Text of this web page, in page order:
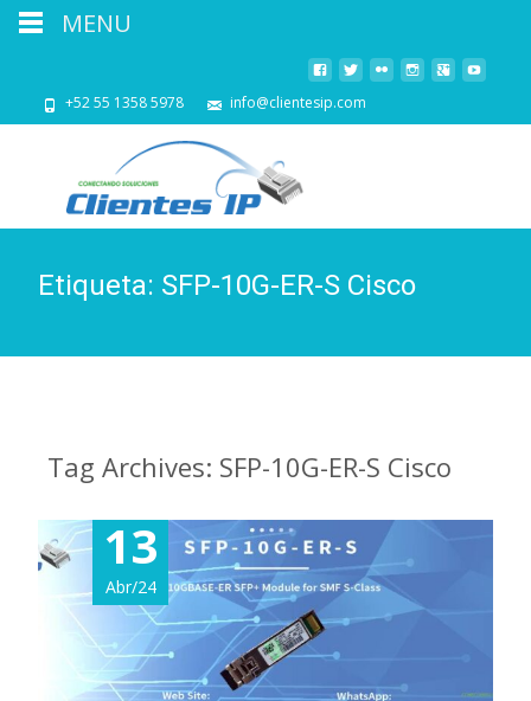
+52 55 1358 5978 info@clientesip.com
Etiqueta: SFP-10G-ER-S Cisco
Tag Archives: SFP-10G-ER-S Cisco
13
Abr/24
MENU